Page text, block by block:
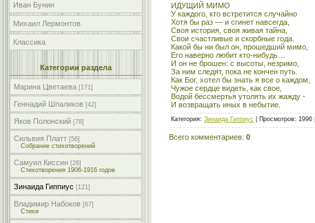
Иван Бунин
Михаил Лермонтов
Классика
Категории раздела
Марина Цветаева [171]
Геннадий Шпаликов [42]
Яков Полонский [78]
Сильвия Платт [56]
Собрание стихотворений
Самуил Киссин [26]
Стихотворения 1906-1916 годов
Зинаида Гиппиус [121]
Владимир Набоков [67]
Стихи
ИДУЩИЙ МИМО
У каждого, кто встретится случайно
Хотя бы раз — и сгинет навсегда,
Своя история, своя живая тайна,
Свои счастливые и скорбные года.
Какой бы ни был он, прошедший мимо,
Его наверно любит кто-нибудь…
И он не брошен: с высоты, незримо,
За ним следят, пока не кончен путь.
Как Бог, хотел бы знать я все о каждом,
Чужое сердце видеть, как свое,
Водой бессмертья утолять их жажду -
И возвращать иных в небытие.
Категория: Зинаида Гиппиус Просмотров: 1996 |
Всего комментариев: 0